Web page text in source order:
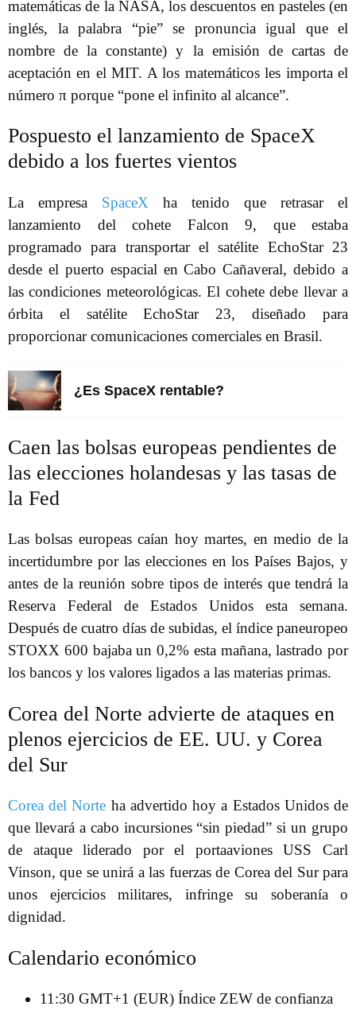
matemáticas de la NASA, los descuentos en pasteles (en
inglés, la palabra “pie” se pronuncia igual que el
nombre de la constante) y la emisión de cartas de
aceptación en el MIT. A los matemáticos les importa el
número π porque “pone el infinito al alcance”.
Pospuesto el lanzamiento de SpaceX
debido a los fuertes vientos
La empresa SpaceX ha tenido que retrasar el
lanzamiento del cohete Falcon 9, que estaba
programado para transportar el satélite EchoStar 23
desde el puerto espacial en Cabo Cañaveral, debido a
las condiciones meteorológicas. El cohete debe llevar a
órbita el satélite EchoStar 23, diseñado para
proporcionar comunicaciones comerciales en Brasil.
¿Es SpaceX rentable?
Caen las bolsas europeas pendientes de
las elecciones holandesas y las tasas de
la Fed
Las bolsas europeas caían hoy martes, en medio de la
incertidumbre por las elecciones en los Países Bajos, y
antes de la reunión sobre tipos de interés que tendrá la
Reserva Federal de Estados Unidos esta semana.
Después de cuatro días de subidas, el índice paneuropeo
STOXX 600 bajaba un 0,2% esta mañana, lastrado por
los bancos y los valores ligados a las materias primas.
Corea del Norte advierte de ataques en
plenos ejercicios de EE. UU. y Corea
del Sur
Corea del Norte ha advertido hoy a Estados Unidos de
que llevará a cabo incursiones “sin piedad” si un grupo
de ataque liderado por el portaaviones USS Carl
Vinson, que se unirá a las fuerzas de Corea del Sur para
unos ejercicios militares, infringe su soberanía o
dignidad.
Calendario económico
11:30 GMT+1 (EUR) Índice ZEW de confianza